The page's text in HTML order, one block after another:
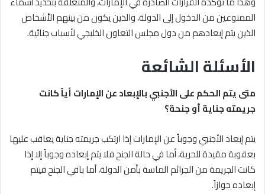
الممنوعين من الدخول إلى الدولة، والذين يكون من بينهم الأشخاص
الذين يتم إبعادهم من دول مجلس التعاون الخليجي لأسباب جنائية.
الأسئلة الشائعة
متى يتم الحكم على الأجنبي بالإبعاد عن الإمارات أياً كانت
جريمته جناية أو جنحة؟
يتم إبعاد الأجنبي وجوباً عن الإمارات إذا ارتكب جريمته جناية يعاقب عليها
بعقوبة مقيدة للحرية، أما في حالة الجنح فلا يتم إبعاده وجوباً إلا إذا
كانت الجريمة من الجرائم الماسة بأمن الدولة، أما باقي الجنح فيتم
إبعاده جوازاً.